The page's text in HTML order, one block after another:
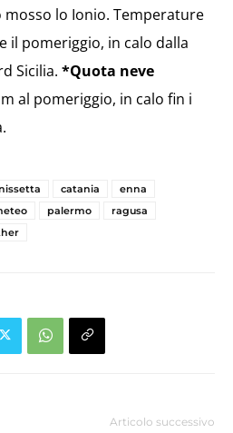
mosso lo Ionio. Temperature
il pomeriggio, in calo dalla
Sicilia. *Quota neve
al pomeriggio, in calo fin i
catania
enna
palermo
ragusa
Articolo successivo